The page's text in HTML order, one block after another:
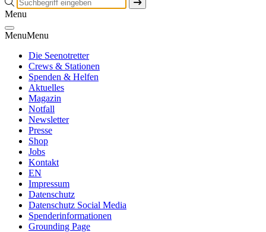
Menu
MenuMenu
Die Seenotretter
Crews & Stationen
Spenden & Helfen
Aktuelles
Magazin
Notfall
Newsletter
Presse
Shop
Jobs
Kontakt
EN
Impressum
Datenschutz
Datenschutz Social Media
Spenderinformationen
Grounding Page